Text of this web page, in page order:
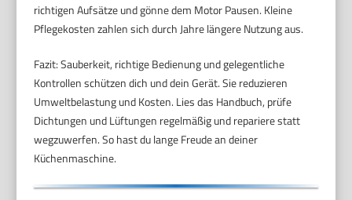
richtigen Aufsätze und gönne dem Motor Pausen. Kleine
Pflegekosten zahlen sich durch Jahre längere Nutzung aus.
Fazit: Sauberkeit, richtige Bedienung und gelegentliche
Kontrollen schützen dich und dein Gerät. Sie reduzieren
Umweltbelastung und Kosten. Lies das Handbuch, prüfe
Dichtungen und Lüftungen regelmäßig und repariere statt
wegzuwerfen. So hast du lange Freude an deiner
Küchenmaschine.